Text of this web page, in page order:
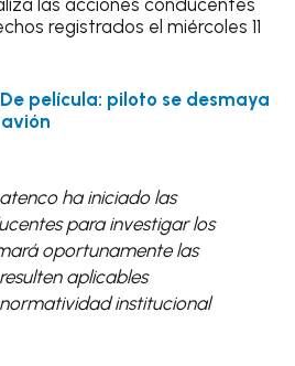
las acciones conducentes
registrados el miércoles 11
De película: piloto se desmaya
ha iniciado las
para investigar los
oportunamente las
aplicables
institucional